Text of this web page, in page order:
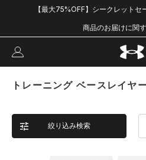
【最大75%OFF】シークレットセ
商品のお届けに関
トレーニング ベースレイヤ
絞り込み検索